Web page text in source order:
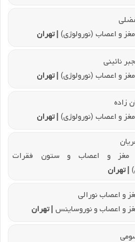
و اعصاب (نورولوژی) | تهران
نائینی
و اعصاب (نورولوژی) | تهران
زاده
و اعصاب (نورولوژی) | تهران
و اعصاب و ستون فقرات
| تهران
و اعصاب نورالی
و اعصاب و نوروساینس | تهران